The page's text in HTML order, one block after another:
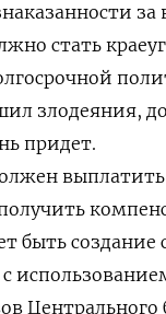
за
стать
злодеяния,
придет.
быть создание
Центрального